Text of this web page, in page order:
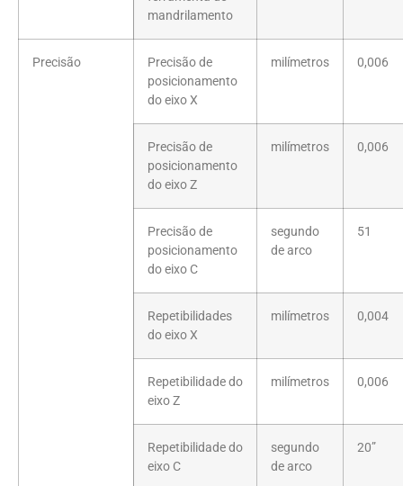
mandrilamento
Precisão
Precisão de
posicionamento
do eixo X
milímetros 0,006
Precisão de
posicionamento
do eixo Z
milímetros 0,006
Precisão de
posicionamento
do eixo C
segundo
de arco
51
Repetibilidades
do eixo X
milímetros 0,004
Repetibilidade do
eixo Z
milímetros 0,006
Repetibilidade do
eixo C
segundo
de arco
20”